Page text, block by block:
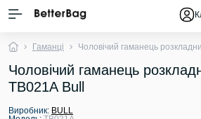
Гаманці Чоловічий гаманець
Чоловічий гаманець
TB021A Bull
Виробник: BULL